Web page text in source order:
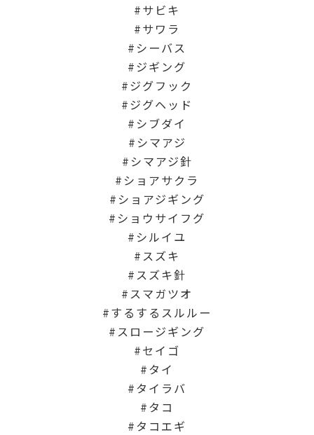
サビキ
サワラ
シーバス
ジギング
ジグフック
ジグヘッド
シブダイ
シマアジ
シマアジ針
ショアサクラ
ショアジギング
ショウサイフグ
シルイユ
スズキ
スズキ針
スマガツオ
するするスルルー
スロージギング
セイゴ
タイ
タイラバ
タコ
タコエギ